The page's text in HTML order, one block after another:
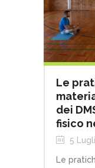
Le
dei
fisico
5
Le